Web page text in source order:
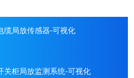
缆局放传感器-可视化
关柜局放监测系统-可视化